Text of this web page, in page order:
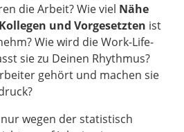
die Arbeit? Wie viel Nähe
und Vorgesetzten ist
Wie wird die Work-Life-
sie zu Deinen Rhythmus?
gehört und machen sie
wegen der statistisch